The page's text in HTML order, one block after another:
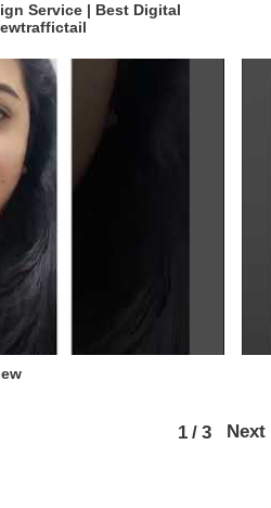
Service | Best Digital
1 / 3 Next